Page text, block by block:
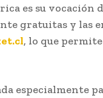
es su vocación
gratuitas y las
, lo que
especialmente